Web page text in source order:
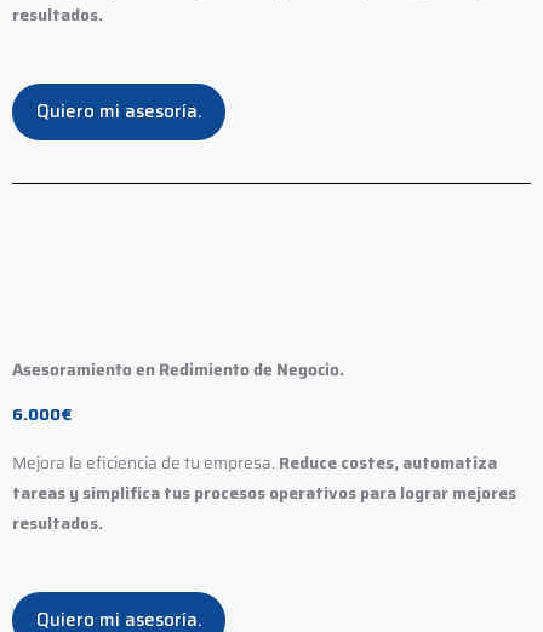
resultados.
Quiero mi asesoría.
Asesoramiento en Redimiento de Negocio.
6.000€
Mejora la eficiencia de tu empresa. Reduce costes, automatiza
tareas y simplifica tus procesos operativos para lograr mejores
resultados.
Quiero mi asesoría.